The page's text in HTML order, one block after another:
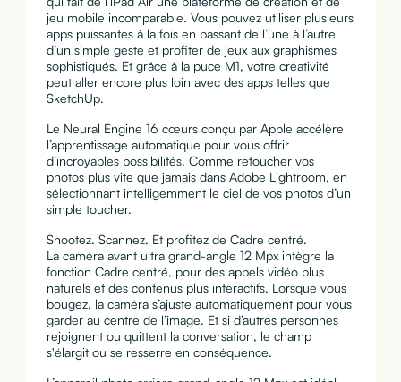
jeu mobile incom­pa­rable. Vous pouvez utiliser plusieurs
apps puissantes à la fois en passant de l’une à l’autre
d’un simple geste et profiter de jeux aux gra­phis­mes
sophis­tiqués. Et grâce à la puce M1, votre créativité
peut aller encore plus loin avec des apps telles que
SketchUp.
Le Neural Engine 16 cœurs conçu par Apple accélère
l’apprentissage automatique pour vous offrir
d’incroyables possi­bi­lités. Comme retou­cher vos
photos plus vite que jamais dans Adobe Lightroom, en
sélectionnant intel­li­gem­ment le ciel de vos photos d’un
simple toucher.
Shootez. Scannez. Et profitez de Cadre centré.
La caméra avant ultra grand-angle 12 Mpx intègre la
fonction Cadre centré, pour des appels vidéo plus
naturels et des contenus plus inter­actifs. Lorsque vous
bougez, la caméra s’ajuste auto­ma­ti­que­ment pour vous
garder au centre de l’image. Et si d’autres personnes
rejoignent ou quittent la conversation, le champ
s'élargit ou se resserre en conséquence.